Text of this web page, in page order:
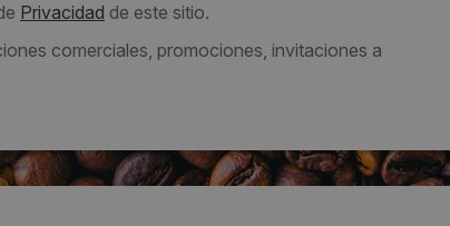
Privacidad de este sitio.
comerciales, promociones, invitaciones a